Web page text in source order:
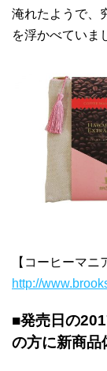
淹れたようで、
を浮かべていま
【コーヒーマ
http://
■発売日の
の方に新商品